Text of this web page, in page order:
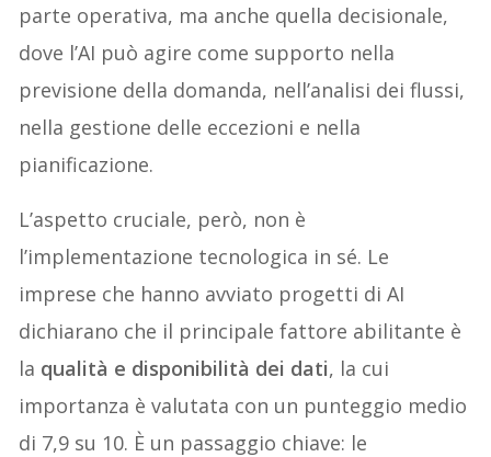
parte operativa, ma anche quella decisionale,
dove l’AI può agire come supporto nella
previsione della domanda, nell’analisi dei flussi,
nella gestione delle eccezioni e nella
pianificazione.
L’aspetto cruciale, però, non è
l’implementazione tecnologica in sé. Le
imprese che hanno avviato progetti di AI
dichiarano che il principale fattore abilitante è
la qualità e disponibilità dei dati, la cui
importanza è valutata con un punteggio medio
di 7,9 su 10. È un passaggio chiave: le